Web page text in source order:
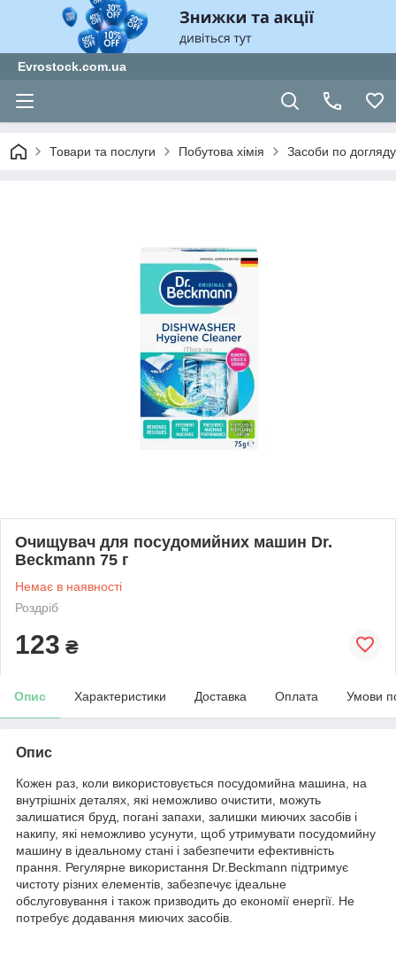
Evrostock.com.ua
Товари та послуги Побутова хімія Засоби по
Очищувач для посудомийних машин Dr.
Beckmann 75 г
Немає в наявності
Роздріб
123 ₴
Опис Характеристики Доставка Оплата Умови
Опис
Кожен раз, коли використовується посудомийна машина, на
внутрішніх деталях, які неможливо очистити, можуть
залишатися бруд, погані запахи, залишки миючих засобів і
накипу, які неможливо усунути, щоб утримувати посудомийну
машину в ідеальному стані і забезпечити ефективність
прання. Регулярне використання Dr.Beckmann підтримує
чистоту різних елементів, забезпечує ідеальне
обслуговування і також призводить до економії енергії. Не
потребує додавання миючих засобів.